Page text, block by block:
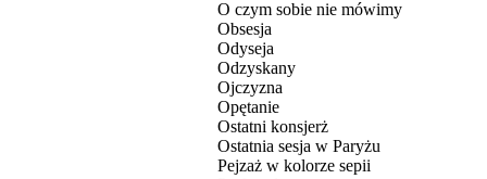
O czym sobie nie mówimy
Obsesja
Odyseja
Odzyskany
Ojczyzna
Opętanie
Ostatni konsjerż
Ostatnia sesja w Paryżu
Pejzaż w kolorze sepii